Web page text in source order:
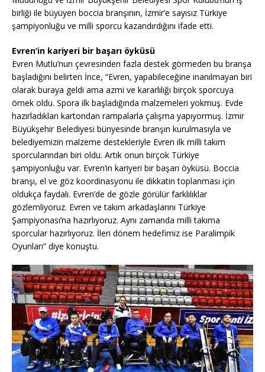
birliği ile büyüyen boccia branşının, İzmir’e sayısız Türkiye
şampiyonluğu ve milli sporcu kazandırdığını ifade etti.
Evren’in kariyeri bir başarı öyküsü
Evren Mutlu’nun çevresinden fazla destek görmeden bu branşa
başladığını belirten İnce, “Evren, yapabileceğine inanılmayan biri
olarak buraya geldi ama azmi ve kararlılığı birçok sporcuya
örnek oldu. Spora ilk başladığında malzemeleri yokmuş. Evde
hazırladıkları kartondan rampalarla çalışma yapıyormuş. İzmir
Büyükşehir Belediyesi bünyesinde branşın kurulmasıyla ve
belediyemizin malzeme destekleriyle Evren ilk milli takım
sporcularından biri oldu. Artık onun birçok Türkiye
şampiyonluğu var. Evren’in kariyeri bir başarı öyküsü. Boccia
branşı, el ve göz koordinasyonu ile dikkatin toplanması için
oldukça faydalı. Evren’de de gözle görülür farklılıklar
gözlemliyoruz. Evren ve takım arkadaşlarını Türkiye
Şampiyonası’na hazırlıyoruz. Aynı zamanda milli takıma
sporcular hazırlıyoruz. İleri dönem hedefimiz ise Paralimpik
Oyunları” diye konuştu.